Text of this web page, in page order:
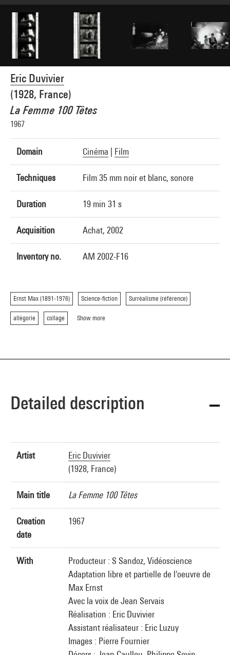
Eric Duvivier
(1928, France)
La Femme 100 Têtes
1967
Domain Cinéma Film
Techniques Film 35 mm noir et blanc, sonore
Duration 19 min 31 s
Acquisition Achat, 2002
Inventory no. AM 2002-F16
Ernst Max (1891-1976) Science-fiction Surréalisme (référence)
allégorie collage Show more
Caption : Photogrammes
© droits réservés
Photo credits : Centre Pompidou, MNAM-CCI/Hervé Véronèse/Dist. GrandPalaisRmn
Image reference : 4N66608
Image presentation :
GrandPalaisRmnPhoto
Detailed description
Artist
Eric Duvivier
(1928, France)
Main title La Femme 100 Têtes
Creation
date
1967
With
Producteur : S Sandoz, Vidéoscience
Adaptation libre et partielle de l'oeuvre de
Max Ernst
Avec la voix de Jean Servais
Réalisation : Eric Duvivier
Assistant réalisateur : Eric Luzuy
Images : Pierre Fournier